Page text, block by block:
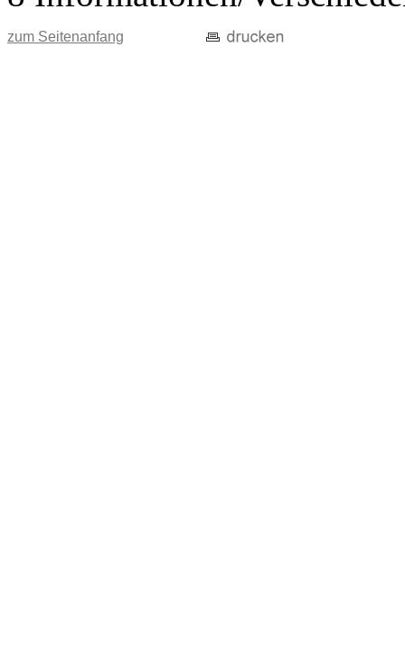
zum Seitenanfang